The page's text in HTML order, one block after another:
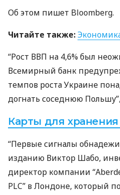
Об этом пишет Bloomberg.
Читайте также:
“Рост ВВП на 4,6% был
Всемирный банк
темпов роста Украине
догнать соседнюю Польшу”,
Карты для
“Первые сигналы
изданию Виктор Шабо,
директор компании
PLC” в Лондоне, который